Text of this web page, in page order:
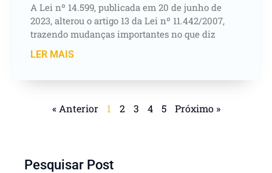
A Lei nº 14.599, publicada em 20 de junho de
2023, alterou o artigo 13 da Lei nº 11.442/2007,
trazendo mudanças importantes no que diz
LER MAIS
« Anterior 1 2 3 4 5 Próximo »
Pesquisar Post